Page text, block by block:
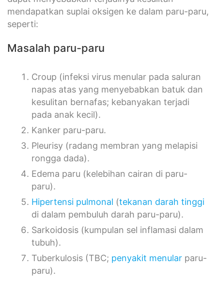
mendapatkan suplai oksigen ke dalam paru-paru,
seperti:
Masalah paru-paru
Croup (infeksi virus menular pada saluran
napas atas yang menyebabkan batuk dan
kesulitan bernafas; kebanyakan terjadi
pada anak kecil).
Kanker paru-paru.
Pleurisy (radang membran yang melapisi
rongga dada).
Edema paru (kelebihan cairan di paru-
paru).
Hipertensi pulmonal (tekanan darah tinggi
di dalam pembuluh darah paru-paru).
Sarkoidosis (kumpulan sel inflamasi dalam
tubuh).
Tuberkulosis (TBC; penyakit menular paru-
paru).